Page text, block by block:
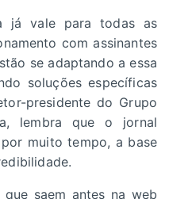
já vale para todas as
com assinantes
se adaptando a essa
soluções específicas
presidente do Grupo
lembra que o jornal
muito tempo, a base
saem antes na web